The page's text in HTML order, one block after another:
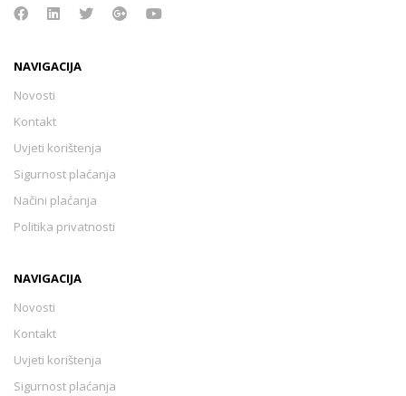
NAVIGACIJA
Novosti
Kontakt
Uvjeti korištenja
Sigurnost plaćanja
Načini plaćanja
Politika privatnosti
NAVIGACIJA
Novosti
Kontakt
Uvjeti korištenja
Sigurnost plaćanja